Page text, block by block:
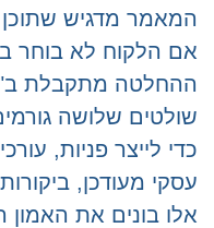
המאמר מדגיש שתוכן
אם הלקוח לא בוחר
שולטים שלושה
כדי לייצר פניות,
עסקי מעודכן, ביקורות
אלו בונים את האמון